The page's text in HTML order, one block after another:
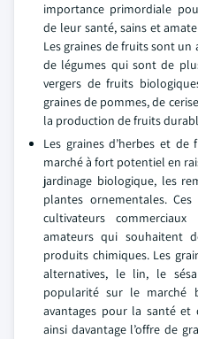
importance primordiale
de leur santé, sains et
Les graines de fruits sont
de légumes qui sont de
vergers de fruits
graines de pommes, de
la production de fruits
Les graines d’herbes et
marché à fort potentiel en
jardinage biologique, les
plantes ornementales.
cultivateurs
amateurs qui souhaitent
produits chimiques. Les
alternatives, le lin, le
popularité sur le marché
avantages pour la santé et
ainsi davantage l’offre de